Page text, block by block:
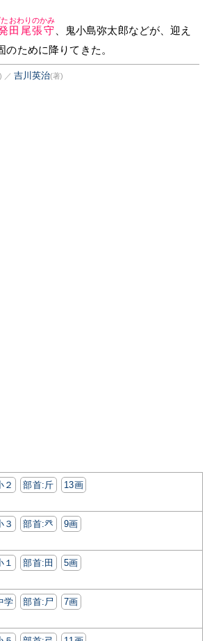
田尾張守
たおわりのかみ
、鬼小島弥太郎などが、迎え
のために降りてきた。
／ 吉川英治(著)
２ 部首:⽄ 13画
３ 部首:⽨ 9画
１ 部首:⽥ 5画
学 部首:⼫ 7画